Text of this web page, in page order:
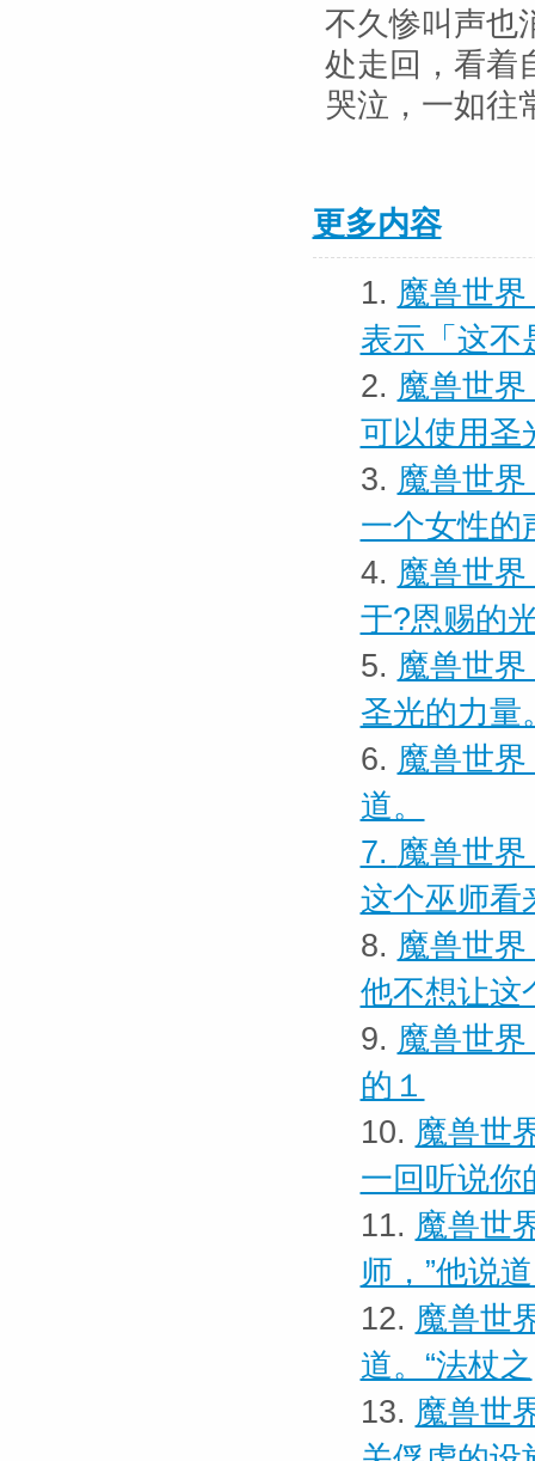
不久惨叫声也
处走回，看着
哭泣，一如往
更多内容
1. 魔兽世
表示「这不
2. 魔兽世
可以使用圣
3. 魔兽世
一个女性的
4. 魔兽世
于?恩赐的
5. 魔兽世
圣光的力量
6. 魔兽世界
道。
7. 魔兽世
这个巫师看
8. 魔兽世
他不想让这
9. 魔兽世
的１
10. 魔兽世
一回听说你
11. 魔兽世
师，”他说
12. 魔兽世
道。“法杖之
13. 魔兽世